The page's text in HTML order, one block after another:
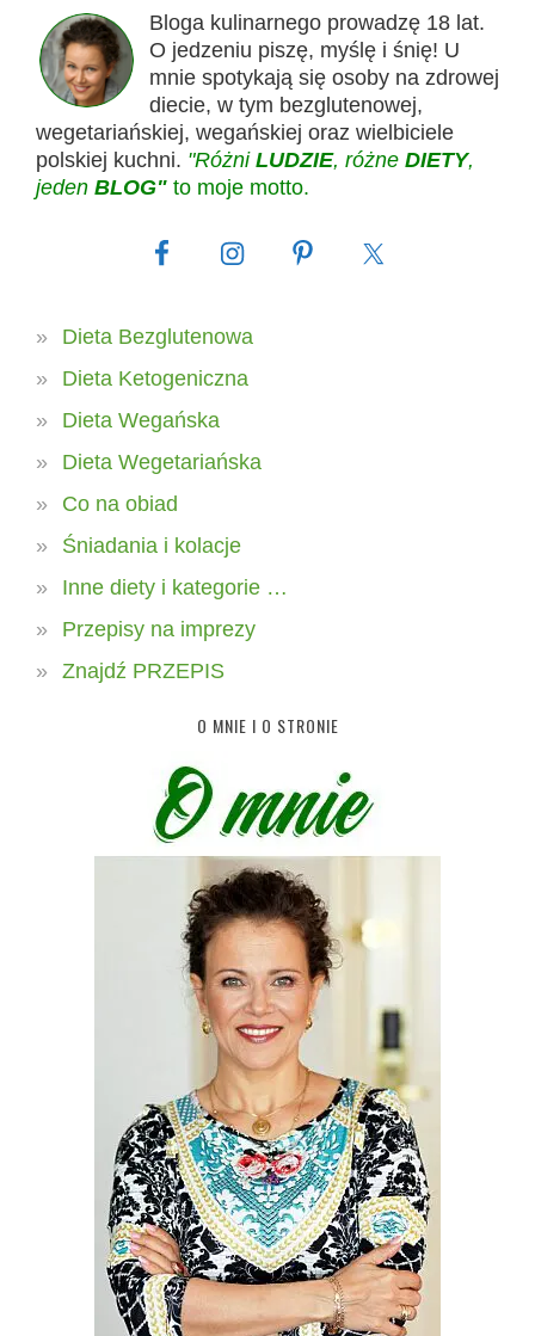
Bloga kulinarnego prowadzę 18 lat.
O jedzeniu piszę, myślę i śnię! U
mnie spotykają się osoby na zdrowej
diecie, w tym bezglutenowej,
wegetariańskiej, wegańskiej oraz wielbiciele
polskiej kuchni. "Różni LUDZIE, różne DIETY,
jeden BLOG" to moje motto.
Dieta Bezglutenowa
Dieta Ketogeniczna
Dieta Wegańska
Dieta Wegetariańska
Co na obiad
Śniadania i kolacje
Inne diety i kategorie …
Przepisy na imprezy
Znajdź PRZEPIS
O MNIE I O STRONIE